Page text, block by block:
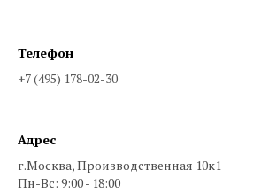
Телефон
+7 (495) 178-02-30
Адрес
г.Москва, Производственная 10к1
Пн-Вс: 9:00 - 18:00